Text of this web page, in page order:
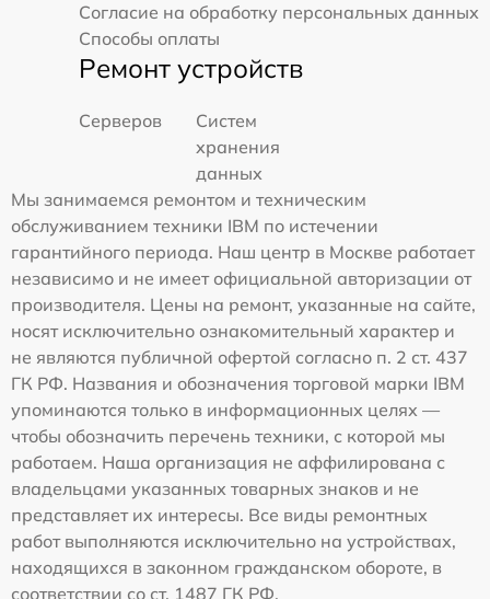
Согласие на обработку персональных данных
Способы оплаты
Ремонт устройств
Серверов
Систем
хранения
данных
Мы занимаемся ремонтом и техническим
обслуживанием техники IBM по истечении
гарантийного периода. Наш центр в Москве работает
независимо и не имеет официальной авторизации от
производителя. Цены на ремонт, указанные на сайте,
носят исключительно ознакомительный характер и
не являются публичной офертой согласно п. 2 ст. 437
ГК РФ. Названия и обозначения торговой марки IBM
упоминаются только в информационных целях —
чтобы обозначить перечень техники, с которой мы
работаем. Наша организация не аффилирована с
владельцами указанных товарных знаков и не
представляет их интересы. Все виды ремонтных
работ выполняются исключительно на устройствах,
находящихся в законном гражданском обороте, в
соответствии со ст. 1487 ГК РФ.